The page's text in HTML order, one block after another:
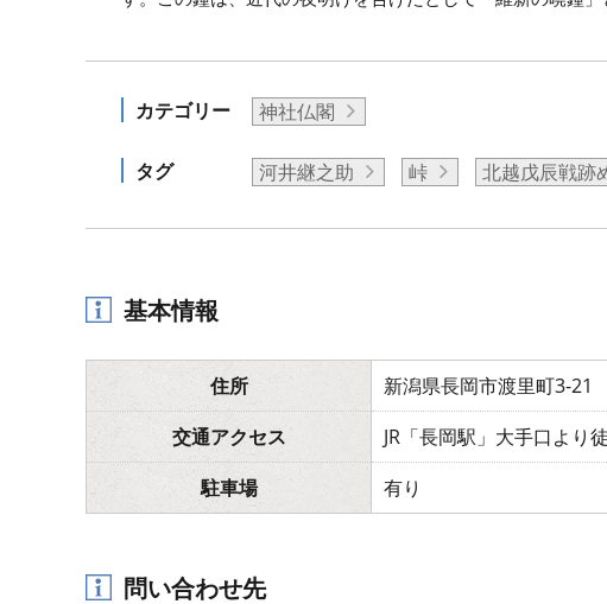
カテゴリー 神社仏閣
タグ 河井継之助 峠 北越戊辰戦跡
基本情報
住所
新潟県長岡市渡里町3-21
交通アクセス
JR「長岡駅」大手口より
駐車場
有り
問い合わせ先